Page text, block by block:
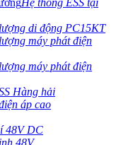
Hệ thống ESS tại
di động PC15KT
máy phát điện
máy phát điện
Hàng hải
áp cao
48V DC
48V